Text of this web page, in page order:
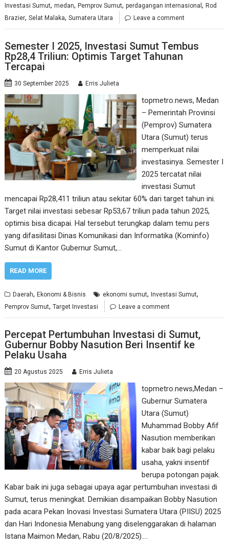
Investasi Sumut,medan,Pemprov Sumut,perdagangan internasional,Rod
Brazier,Selat Malaka,Sumatera Utara Leave a comment
Semester I 2025, Investasi Sumut Tembus
Rp28,4 Triliun: Optimis Target Tahunan
Tercapai
30 September 2025 Erris Julieta
topmetro.news, Medan
– Pemerintah Provinsi
(Pemprov) Sumatera
Utara (Sumut) terus
memperkuat nilai
investasinya. Semester I
2025 tercatat nilai
investasi Sumut
mencapai Rp28,411 triliun atau sekitar 60% dari target tahun ini.
Target nilai investasi sebesar Rp53,67 triliun pada tahun 2025,
optimis bisa dicapai. Hal tersebut terungkap dalam temu pers
yang difasilitasi Dinas Komunikasi dan Informatika (Kominfo)
Sumut di Kantor Gubernur Sumut,…
READ MORE
Daerah,Ekonomi & Bisnis ekonomi sumut,Investasi Sumut,
Pemprov Sumut,Target Investasi Leave a comment
Percepat Pertumbuhan Investasi di Sumut,
Gubernur Bobby Nasution Beri Insentif ke
Pelaku Usaha
20 Agustus 2025 Erris Julieta
topmetro.news,Medan –
Gubernur Sumatera
Utara (Sumut)
Muhammad Bobby Afif
Nasution memberikan
kabar baik bagi pelaku
usaha, yakni insentif
berupa potongan pajak.
Kabar baik ini juga sebagai upaya agar pertumbuhan investasi di
Sumut, terus meningkat. Demikian disampaikan Bobby Nasution
pada acara Pekan Inovasi Investasi Sumatera Utara (PIISU) 2025
dan Hari Indonesia Menabung yang diselenggarakan di halaman
Istana Maimon Medan, Rabu (20/8/2025).…